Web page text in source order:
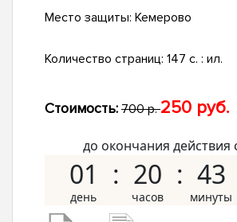
Место защиты: Кемерово
Количество страниц: 147 с. : ил.
Стоимость: 700 р.250 руб.
до окончания действия
01 20 43